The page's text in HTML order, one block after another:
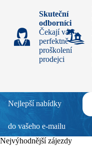
Skuteční
odborníci
Čekají vás
perfektně
proškolení
prodejci
Nejlepší nabídky
do vašeho e-mailu
Nejvýhodnější zájezdy